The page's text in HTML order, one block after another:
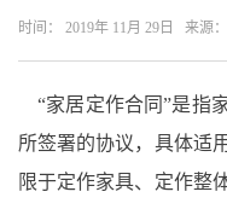
时间： 2019年 11月 29日 来源
“家居定作合同”是指
所签署的协议，具体适
限于定作家具、定作整